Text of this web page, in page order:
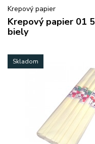
Krepový papier
Krepový papier 01
biely
Skladom